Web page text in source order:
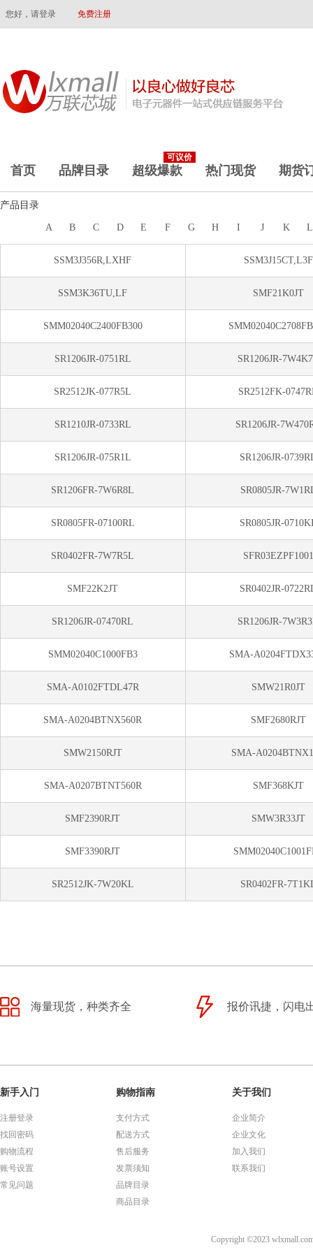
您好，请登录 免费注册
首页 品牌目录
可议价
超级爆款 热门现货 期货
产品目录
A B C D E F G H I J K L
SSM3J356R,LXHF SSM3J15CT,L3F
SSM3K36TU,LF SMF21K0JT
SMM02040C2400FB300
SR1206JR-0751RL SR1206JR-
SR2512JK-077R5L SR2512FK-
SR1210JR-0733RL SR1206JR-
SR1206JR-075R1L SR1206JR-
SR1206FR-7W6R8L SR0805JR-
SR0805FR-07100RL SR0805JR-
SR0402FR-7W7R5L SFR03EZPF1001
SMF22K2JT SR0402JR-
SR1206JR-07470RL SR1206JR-
SMM02040C1000FB3 SMA-
SMA-A0102FTDL47R SMW21R0JT
SMA-A0204BTNX560R SMF2680RJT
SMW2150RJT SMA-
SMA-A0207BTNT560R SMF368KJT
SMF2390RJT SMW3R33JT
SMF3390RJT
SR2512JK-7W20KL SR0402FR-
海量现货，种类齐全 报价讯捷，闪电
新手入门
注册登录
找回密码
购物流程
账号设置
常见问题
购物指南
支付方式
配送方式
售后服务
发票须知
品牌目录
商品目录
关于我们
企业简介
企业文化
加入我们
联系我们
Copyright ©2023